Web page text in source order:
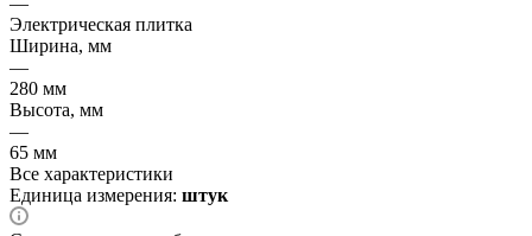
Электрическая плитка
Ширина, мм
—
280 мм
Высота, мм
—
65 мм
Все характеристики
Единица измерения: штук